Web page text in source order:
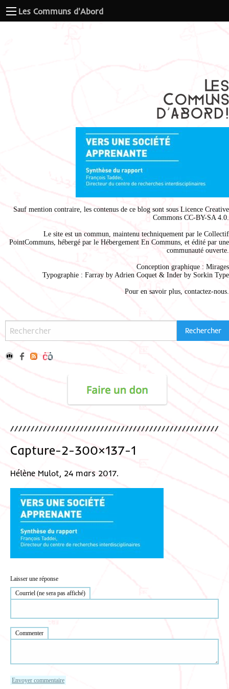
Les Communs d'Abord
Sauf mention contraire, les contenus de ce blog sont sous Licence Creative
Commons CC-BY-SA 4.0
Le site est un commun, maintenu techniquement par le Collectif
PointCommuns , hébergé par le Hébergement En Communs , et édité par une
communauté ouverte.
Conception graphique : Mirages
Typographie : Farray by Adrien Coquet & Inder by Sorkin Type
Pour en savoir plus, contactez-nous
Capture-2-300×137-1
Hélène Mulot, 24 mars 2017.
Laisser une réponse
Courriel (ne sera pas affiché)
Commenter